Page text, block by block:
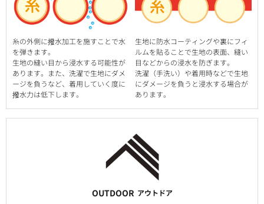
糸の外側に撥水加工を施すことで水
を弾きます。
生地の縫い目から浸水する可能性が
あります。また、洗濯で生地にダメ
ージを負うなど、着用していく度に
撥水力は低下します。
生地に防水コーティングや裏にフィ
ルムを貼ることで生地の表面、縫い
目などからの浸水を防ぎます。
洗濯（手洗い）や着用時などで生地
にダメージを負うと浸水する場合が
あります。
OUTDOOR アウトドア